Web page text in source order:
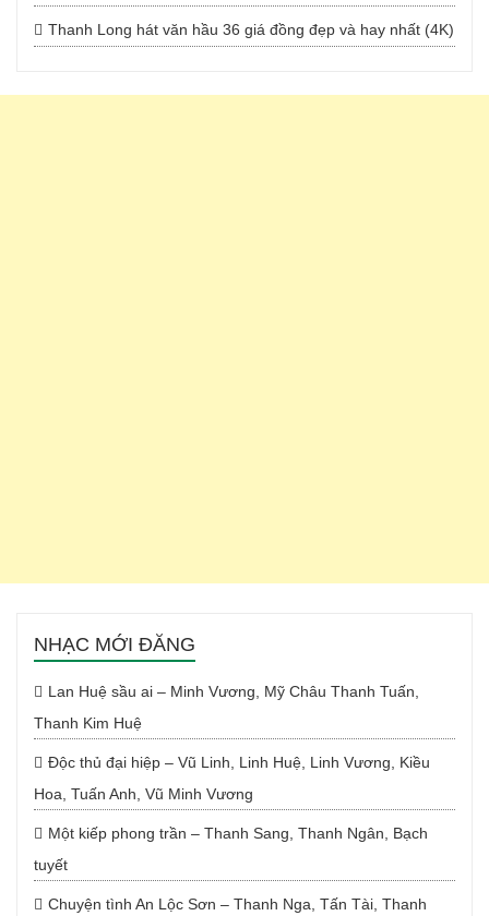
Thanh Long hát văn hầu 36 giá đồng đẹp và hay nhất (4K)
NHẠC MỚI ĐĂNG
Lan Huệ sầu ai – Minh Vương, Mỹ Châu Thanh Tuấn,
Thanh Kim Huệ
Độc thủ đại hiệp – Vũ Linh, Linh Huệ, Linh Vương, Kiều
Hoa, Tuấn Anh, Vũ Minh Vương
Một kiếp phong trần – Thanh Sang, Thanh Ngân, Bạch
tuyết
Chuyện tình An Lộc Sơn – Thanh Nga, Tấn Tài, Thanh